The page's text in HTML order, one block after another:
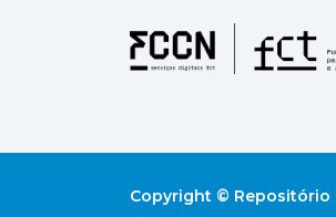
Copyright © Repositório